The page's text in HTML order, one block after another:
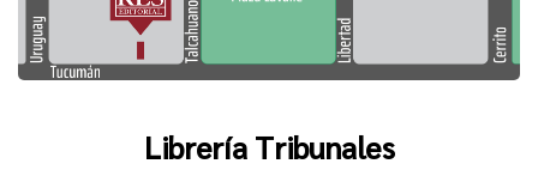
Librería Tribunales